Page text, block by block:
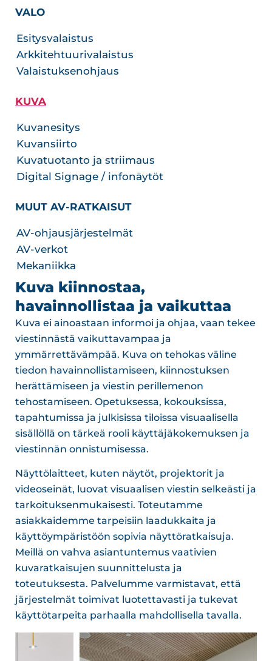
VALO
Esitysvalaistus
Arkkitehtuurivalaistus
Valaistuksenohjaus
KUVA
Kuvanesitys
Kuvansiirto
Kuvatuotanto ja striimaus
Digital Signage / infonäytöt
MUUT AV-RATKAISUT
AV-ohjausjärjestelmät
AV-verkot
Mekaniikka
Kuva kiinnostaa,
havainnollistaa ja vaikuttaa
Kuva ei ainoastaan informoi ja ohjaa, vaan tekee
viestinnästä vaikuttavampaa ja
ymmärrettävämpää. Kuva on tehokas väline
tiedon havainnollistamiseen, kiinnostuksen
herättämiseen ja viestin perillemenon
tehostamiseen. Opetuksessa, kokouksissa,
tapahtumissa ja julkisissa tiloissa visuaalisella
sisällöllä on tärkeä rooli käyttäjäkokemuksen ja
viestinnän onnistumisessa.
Näyttölaitteet, kuten näytöt, projektorit ja
videoseinät, luovat visuaalisen viestin selkeästi ja
tarkoituksenmukaisesti. Toteutamme
asiakkaidemme tarpeisiin laadukkaita ja
käyttöympäristöön sopivia näyttöratkaisuja.
Meillä on vahva asiantuntemus vaativien
kuvaratkaisujen suunnittelusta ja
toteutuksesta. Palvelumme varmistavat, että
järjestelmät toimivat luotettavasti ja tukevat
käyttötarpeita parhaalla mahdollisella tavalla.